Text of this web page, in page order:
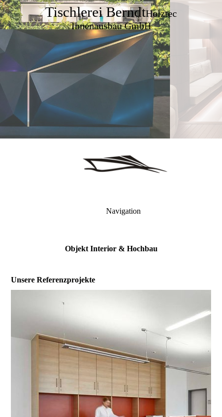
Tischlerei BerndtHolztec
Innenausbau GmbH
Navigation
Objekt Interior & Hochbau
Unsere Referenzprojekte